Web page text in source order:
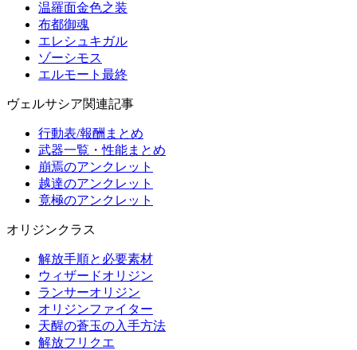
温羅面金色之装
布都御魂
エレシュキガル
ゾーシモス
エルモート最終
ヴェルサシア関連記事
行動表/報酬まとめ
武器一覧・性能まとめ
崩焉のアンクレット
越達のアンクレット
竟極のアンクレット
オリジンクラス
解放手順と必要素材
ウィザードオリジン
ランサーオリジン
オリジンファイター
天醒の蒼玉の入手方法
解放フリクエ